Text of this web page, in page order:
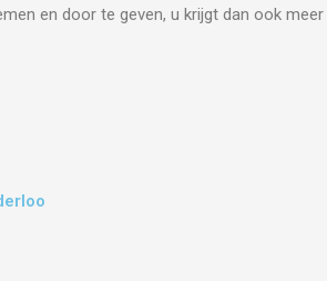
en door te geven, u krijgt dan ook